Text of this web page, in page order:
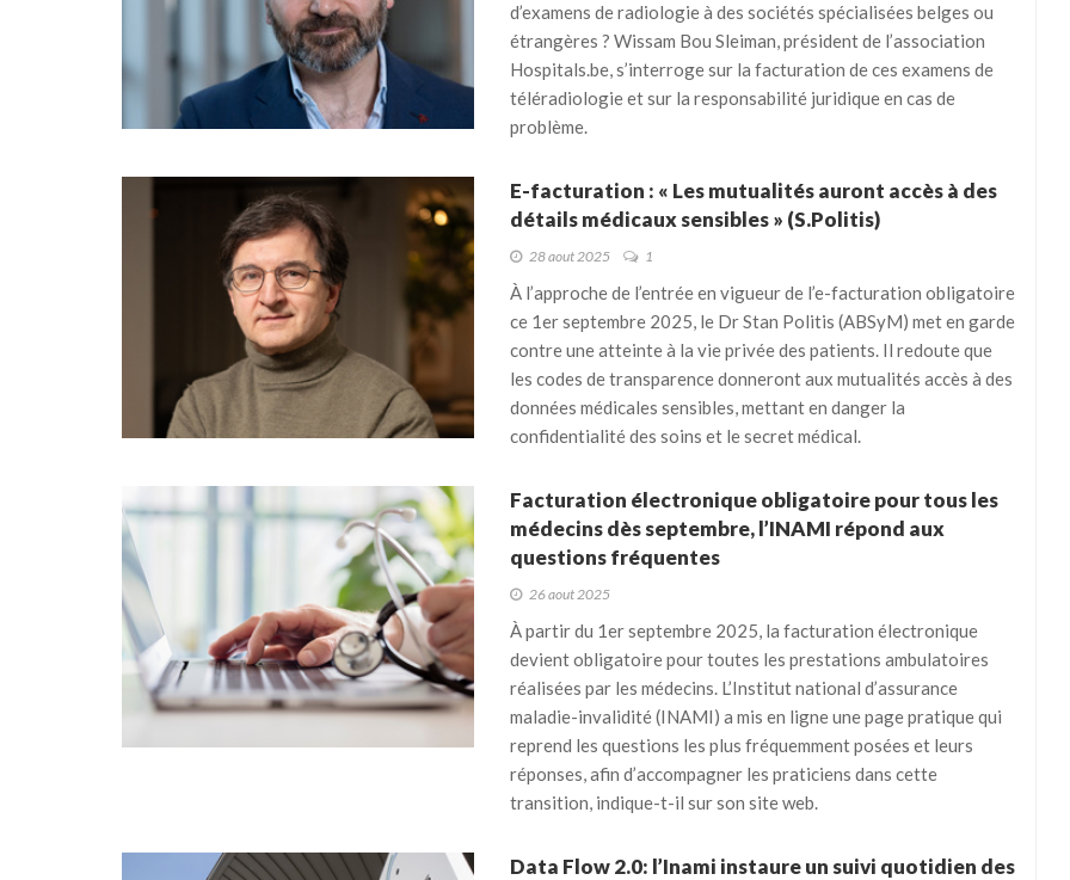
d’examens de radiologie à des sociétés spécialisées belges ou
étrangères ? Wissam Bou Sleiman, président de l’association
Hospitals.be, s’interroge sur la facturation de ces examens de
téléradiologie et sur la responsabilité juridique en cas de
problème.
E-facturation : « Les mutualités auront accès à des
détails médicaux sensibles » (S.Politis)
28 aout 2025 1
À l’approche de l’entrée en vigueur de l’e-facturation obligatoire
ce 1er septembre 2025, le Dr Stan Politis (ABSyM) met en garde
contre une atteinte à la vie privée des patients. Il redoute que
les codes de transparence donneront aux mutualités accès à des
données médicales sensibles, mettant en danger la
confidentialité des soins et le secret médical.
Facturation électronique obligatoire pour tous les
médecins dès septembre, l’INAMI répond aux
questions fréquentes
26 aout 2025
À partir du 1er septembre 2025, la facturation électronique
devient obligatoire pour toutes les prestations ambulatoires
réalisées par les médecins. L’Institut national d’assurance
maladie-invalidité (INAMI) a mis en ligne une page pratique qui
reprend les questions les plus fréquemment posées et leurs
réponses, afin d’accompagner les praticiens dans cette
transition, indique-t-il sur son site web.
Data Flow 2.0: l’Inami instaure un suivi quotidien des